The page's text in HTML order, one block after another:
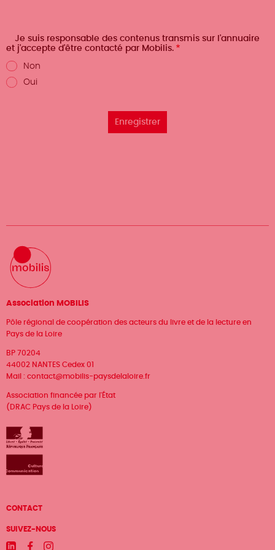
Je suis responsable des contenus transmis sur l'annuaire
et j'accepte d'être contacté par Mobilis.
Non
Oui
Association MOBILIS
Pôle régional de coopération des acteurs du livre et de la lecture en
Pays de la Loire
BP 70204
44002 NANTES Cedex 01
Mail : contact@mobilis-paysdelaloire.fr
Association financée par l'État
(DRAC Pays de la Loire)
Menu
Pied
CONTACT
SUIVEZ-NOUS
LinkedinFacebookInstagram